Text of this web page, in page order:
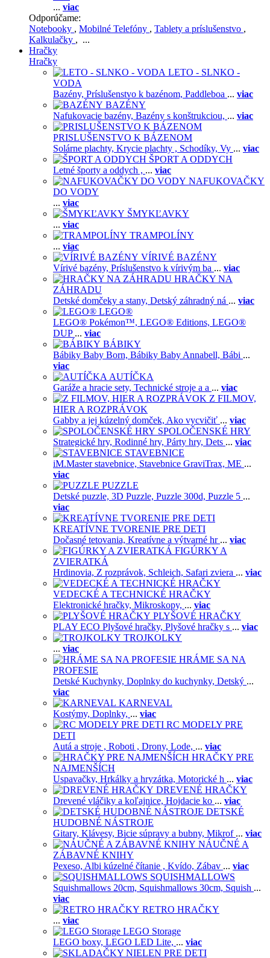
... viac
Odporúčame:
Notebooky , Mobilné Telefóny , Tablety a príslušenstvo ,
Kalkulačky , ...
Hračky
Hračky
LETO - SLNKO -
VODA
Bazény, Príslušenstvo k bazénom, Paddleboa ... viac
BAZÉNY
Nafukovacie bazény, Bazény s konštrukciou, ... viac
PRISLUŠENSTVO K BÁZENOM
Solárne plachty, Krycie plachty , Schodíky, Vy ... viac
ŠPORT A ODDYCH
Letné športy a oddych , ... viac
NAFUKOVAČKY
DO VODY
... viac
ŠMYKĽAVKY
... viac
TRAMPOLÍNY
... viac
VÍRIVÉ BAZÉNY
Vírivé bazény, Príslušenstvo k vírivým ba ... viac
HRAČKY NA
ZÁHRADU
Detské domčeky a stany, Detský záhradný ná ... viac
LEGO®
LEGO® Pokémon™, LEGO® Editions, LEGO®
DUP ... viac
BÁBIKY
Bábiky Baby Born, Bábiky Baby Annabell, Bábi ...
viac
AUTÍČKA
Garáže a hracie sety, Technické stroje a a ... viac
Z FILMOV,
HIER A ROZPRÁVOK
Gabby a jej kúzelný domček, Ako vycvičiť ... viac
SPOLOČENSKÉ HRY
Strategické hry, Rodinné hry, Párty hry, Dets ... viac
STAVEBNICE
iM.Master stavebnice, Stavebnice GraviTrax, ME ...
viac
PUZZLE
Detské puzzle, 3D Puzzle, Puzzle 300d, Puzzle 5 ...
viac
KREATÍVNE TVORENIE PRE DETI
Dočasné tetovania, Kreatívne a výtvarné hr ... viac
FIGÚRKY A
ZVIERATKÁ
Hrdinovia, Z rozprávok, Schleich, Safari zviera ... viac
VEDECKÉ A TECHNICKÉ HRAČKY
Elektronické hračky, Mikroskopy, ... viac
PLYŠOVÉ HRAČKY
PLAY ECO Plyšové hračky, Plyšové hračky s ... viac
TROJKOLKY
... viac
HRÁME SA NA
PROFESIE
Detské Kuchynky, Doplnky do kuchynky, Detský ...
viac
KARNEVAL
Kostýmy, Doplnky, ... viac
RC MODELY PRE
DETI
Autá a stroje , Roboti , Drony, Lode, ... viac
HRAČKY PRE
NAJMENŠÍCH
Uspavačky, Hrkálky a hryzátka, Motorické h ... viac
DREVENÉ HRAČKY
Drevené vláčiky a koľajnice, Hojdacie ko ... viac
DETSKÉ
HUDOBNÉ NÁSTROJE
Gitary, Klávesy, Bicie súpravy a bubny, Mikrof ... viac
NÁUČNÉ A
ZÁBAVNÉ KNIHY
Pexeso, Albi kúzelné čítanie , Kvído, Zábav ... viac
SQUISHMALLOWS
Squishmallows 20cm, Squishmallows 30cm, Squish ...
viac
RETRO HRAČKY
... viac
LEGO Storage
LEGO boxy, LEGO LED Lite, ... viac